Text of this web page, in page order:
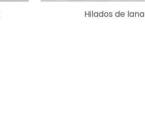
Hilados de lana